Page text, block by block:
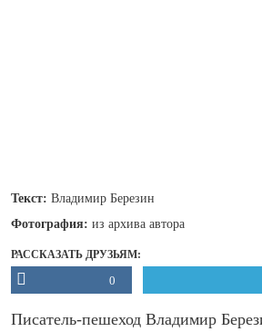
Текст: Владимир Березин
Фотография: из архива автора
РАССКАЗАТЬ ДРУЗЬЯМ:
0
Писатель-пешеход Владимир